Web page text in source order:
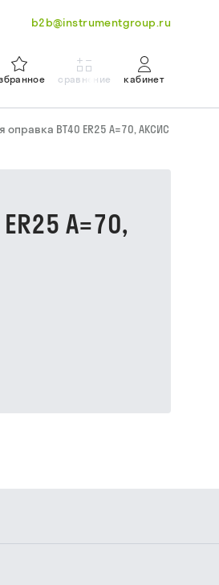
b2b@instrumentgroup.ru
сравнение кабинет
оправка BT40 ER25 A=70, АКСИС
A=70,